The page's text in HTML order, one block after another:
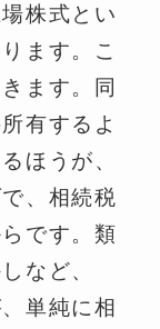
株式とい
ます。こ
ます。同
有するよ
ほうが、
、相続税
です。類
など、
単純に相